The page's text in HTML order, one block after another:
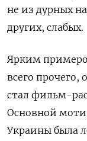
не из дурных
других, слабых.
Ярким
всего прочего,
стал фильм-
Основной
Украины была